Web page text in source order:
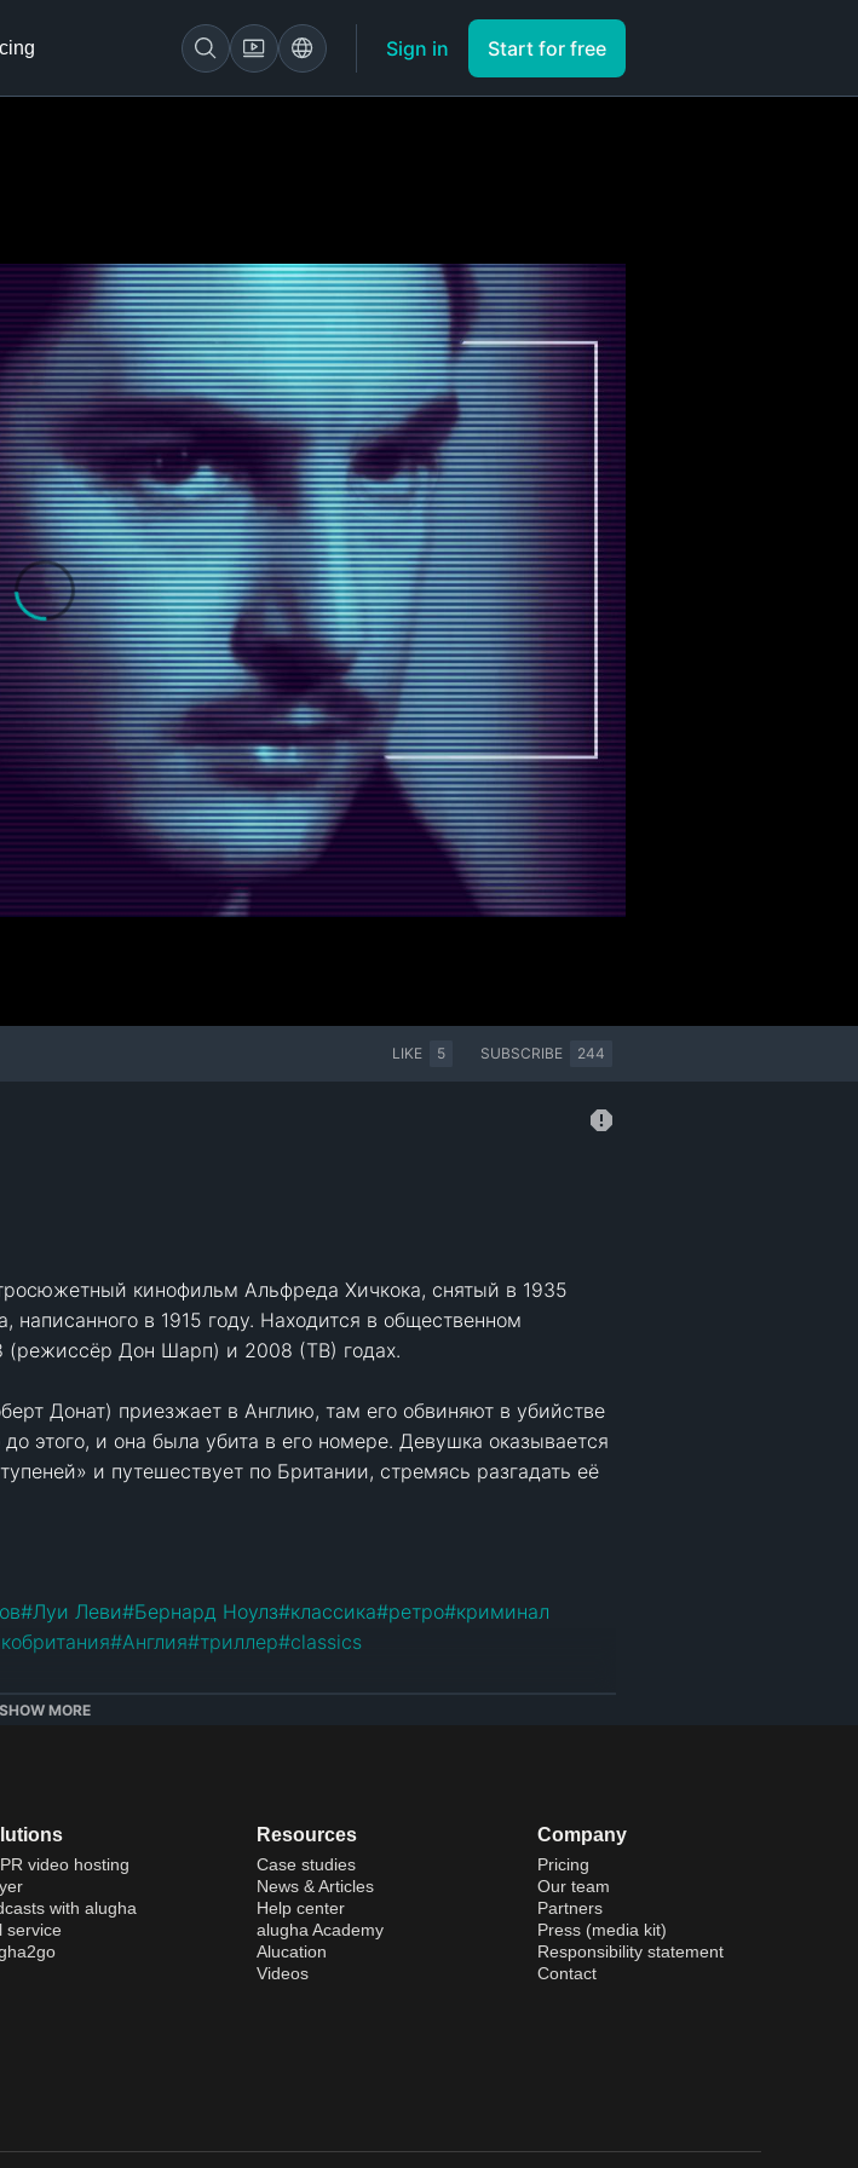
Sign in Start for free
LIKE 5 SUBSCRIBE 244
кинофильм Альфреда Хичкока, снятый в 1935
в 1915 году. Находится в общественном
(режиссёр Дон Шарп) и 2008 (ТВ) годах.
Донат) приезжает в Англию, там его обвиняют в убийстве
этого, и она была убита в его номере. Девушка оказывается
и путешествует по Британии, стремясь разгадать её
#Луи Леви#Бернард Ноулз#классика#ретро#криминал
#Англия#триллер#classics
SHOW MORE
video hosting
with alugha
service
Resources
Case studies
News & Articles
Help center
alugha Academy
Alucation
Videos
Company
Pricing
Our team
Partners
Press (media kit)
Responsibility statement
Contact